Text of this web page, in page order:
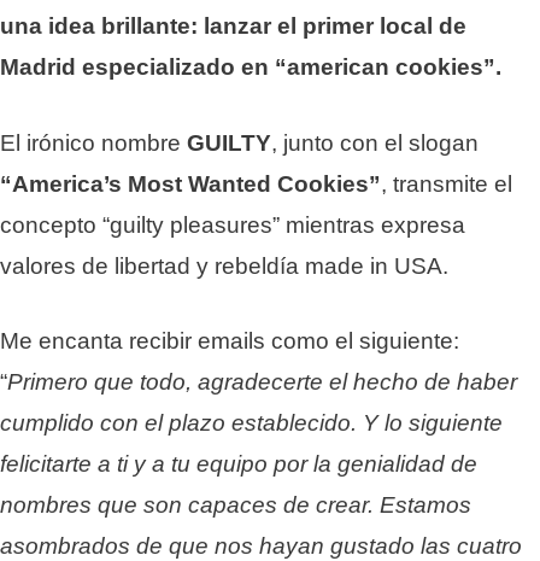
una idea brillante: lanzar el primer local de
Madrid especializado en “american cookies”.
El irónico nombre GUILTY, junto con el slogan
“America’s Most Wanted Cookies”, transmite el
concepto “guilty pleasures” mientras expresa
valores de libertad y rebeldía made in USA.
Me encanta recibir emails como el siguiente:
“Primero que todo, agradecerte el hecho de haber
cumplido con el plazo establecido. Y lo siguiente
felicitarte a ti y a tu equipo por la genialidad de
nombres que son capaces de crear. Estamos
asombrados de que nos hayan gustado las cuatro